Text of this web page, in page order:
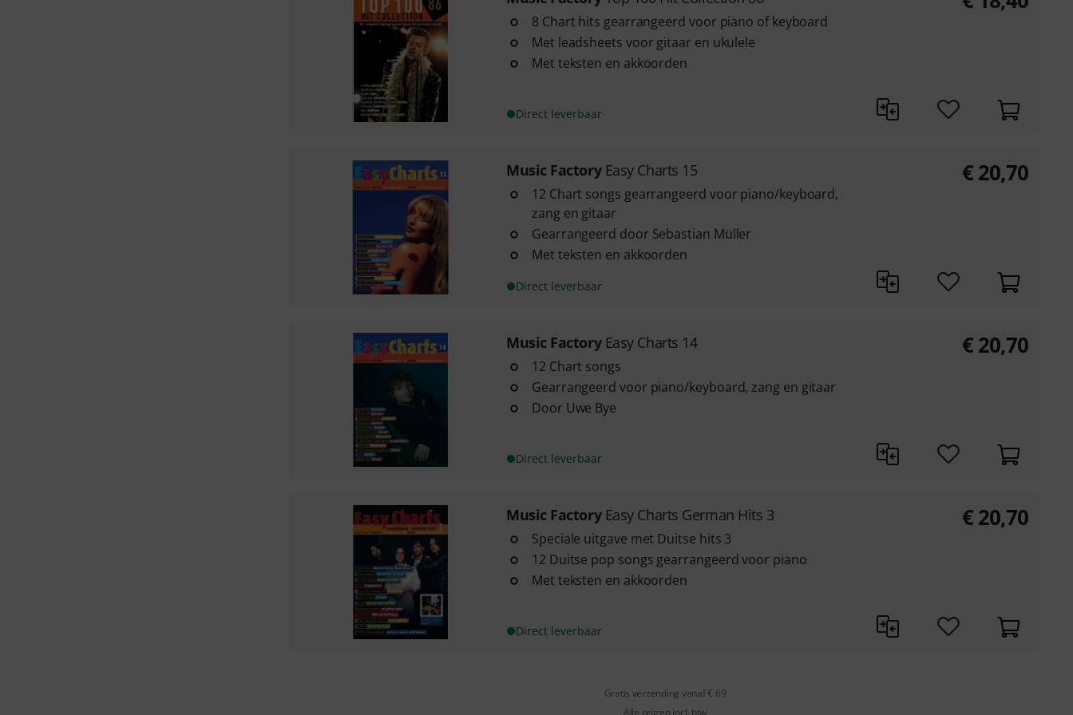
8 Chart hits gearrangeerd voor piano of keyboard
Met leadsheets voor gitaar en ukulele
Met teksten en akkoorden
Direct leverbaar
Music Factory Easy Charts 15
12 Chart songs gearrangeerd voor piano/keyboard,
zang en gitaar
Gearrangeerd door Sebastian Müller
Met teksten en akkoorden
Direct leverbaar
€ 20,70
Music Factory Easy Charts 14
12 Chart songs
Gearrangeerd voor piano/keyboard, zang en gitaar
Door Uwe Bye
Direct leverbaar
€ 20,70
Music Factory Easy Charts German Hits 3
Speciale uitgave met Duitse hits 3
12 Duitse pop songs gearrangeerd voor piano
Met teksten en akkoorden
Direct leverbaar
€ 20,70
Gratis verzending vanaf € 69
Alle prijzen incl. btw